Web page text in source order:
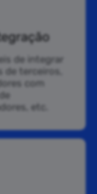
de integrar
terceiros,
com
etc.